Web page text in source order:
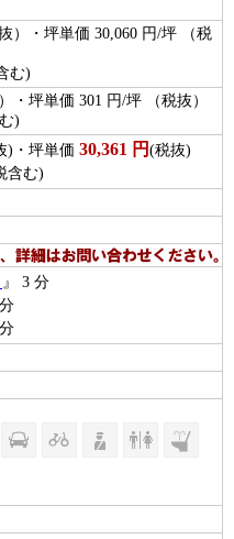
）・坪単価 30,060 円/坪 （税
む)
・坪単価 301 円/坪 （税抜）
)
)・坪単価 30,361 円 (税抜)
含む)
』 3 分